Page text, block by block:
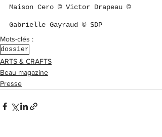
Maison Cero © Victor Drapeau ©
Gabrielle Gayraud © SDP
Mots-clés :
dossier
ARTS & CRAFTS
Beau magazine
Presse